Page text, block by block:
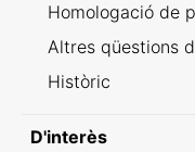
Homologació de
Altres qüestions
Històric
D'interès